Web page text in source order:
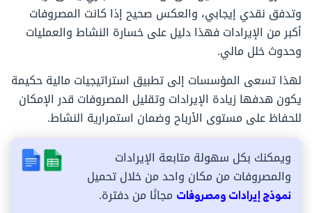
وتدفق نقدي إيجابي، والعكس صحيح إذا كانت المصروفات
أكبر من الإيرادات فهذا دليل على خسارة النشاط والعمليات
وحدوث خلل مالي.
لهذا تسعى المؤسسات إلى تطبيق استراتيجيات مالية حكيمة
يكون هدفها زيادة الإيرادات وتقليل المصروفات قدر الإمكان
للحفاظ على مستوى الأرباح وضمان استمرارية النشاط.
ويمكنك بكل سهولة متابعة الإيرادات
والمصروفات من مكان واحد من خلال تحميل
نموذج إيرادات ومصروفات مجانًا من دفترة.